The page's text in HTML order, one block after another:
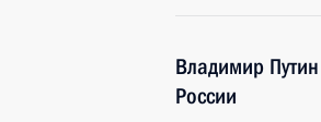
Владимир
России